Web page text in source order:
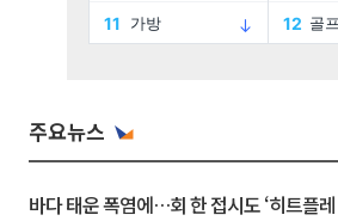
주요뉴스
바다 태운 폭염에…회 한 접시도 ‘히트플레